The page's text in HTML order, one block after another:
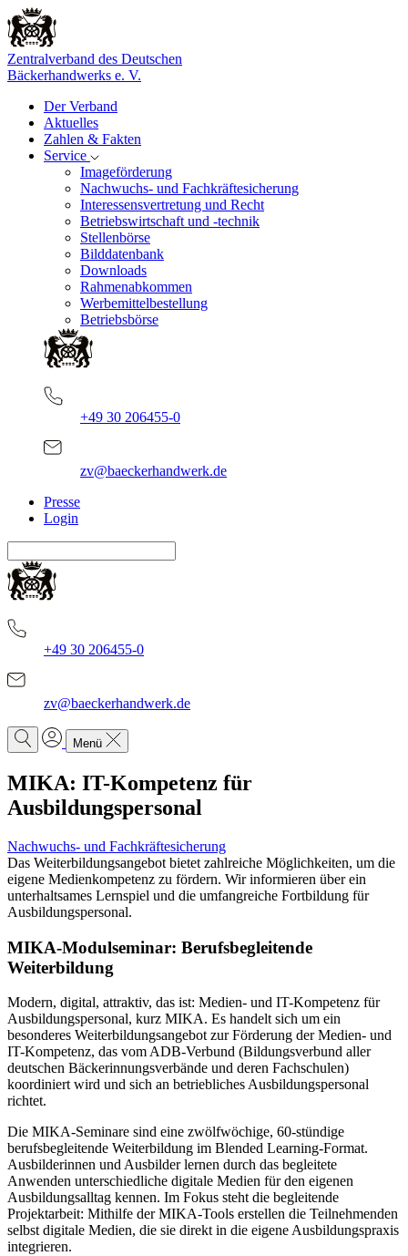
Zentralverband des Deutschen
Bäckerhandwerks e. V.
Der Verband
Aktuelles
Zahlen & Fakten
Service
Imageförderung
Nachwuchs- und Fachkräftesicherung
Interessensvertretung und Recht
Betriebswirtschaft und -technik
Stellenbörse
Bilddatenbank
Downloads
Rahmenabkommen
Werbemittelbestellung
Betriebsbörse
+49 30 206455-0
zv@baeckerhandwerk.de
Presse
Login
+49 30 206455-0
zv@baeckerhandwerk.de
Menü
MIKA: IT-Kompetenz für
Ausbildungspersonal
Nachwuchs- und Fachkräftesicherung
Das Weiterbildungsangebot bietet zahlreiche Möglichkeiten, um die
eigene Medienkompetenz zu fördern. Wir informieren über ein
unterhaltsames Lernspiel und die umfangreiche Fortbildung für
Ausbildungspersonal.
MIKA-Modulseminar: Berufsbegleitende
Weiterbildung
Modern, digital, attraktiv, das ist: Medien- und IT-Kompetenz für
Ausbildungspersonal, kurz MIKA. Es handelt sich um ein
besonderes Weiterbildungsangebot zur Förderung der Medien- und
IT-Kompetenz, das vom ADB-Verbund (Bildungsverbund aller
deutschen Bäckerinnungsverbände und deren Fachschulen)
koordiniert wird und sich an betriebliches Ausbildungspersonal
richtet.
Die MIKA-Seminare sind eine zwölfwöchige, 60-stündige
berufsbegleitende Weiterbildung im Blended Learning-Format.
Ausbilderinnen und Ausbilder lernen durch das begleitete
Anwenden unterschiedliche digitale Medien für den eigenen
Ausbildungsalltag kennen. Im Fokus steht die begleitende
Projektarbeit: Mithilfe der MIKA-Tools erstellen die Teilnehmenden
selbst digitale Medien, die sie direkt in die eigene Ausbildungspraxis
integrieren.